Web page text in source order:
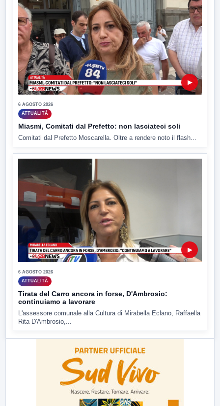
▶
6 AGOSTO 2026
ATTUALITÀ
Miasmi, Comitati dal Prefetto: non lasciateci soli
Comitati dal Prefetto Moscarella. Oltre a rendere noto il flash...
▶
6 AGOSTO 2026
ATTUALITÀ
Tirata del Carro ancora in forse, D'Ambrosio:
continuiamo a lavorare
L'assessore comunale alla Cultura di Mirabella Eclano, Raffaella
Rita D'Ambrosio,...